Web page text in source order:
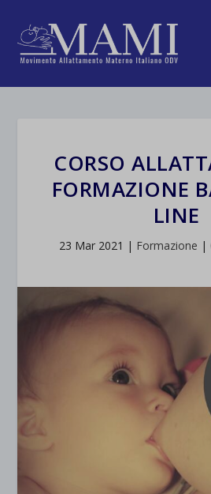
CORSO
FORMAZIONE
LINE
23 Mar 2021 | Formazione |